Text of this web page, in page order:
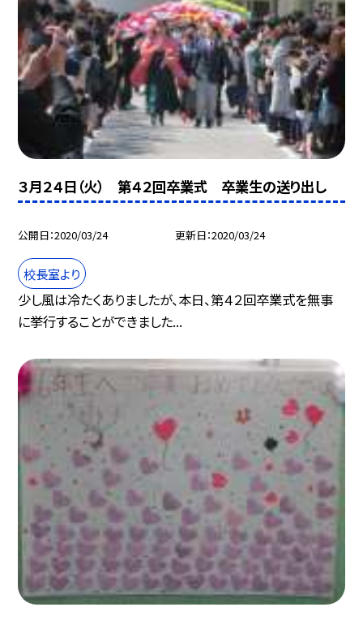
３月２４日（火） 第４２回卒業式 卒業生の送り出し
公開日 2020/03/24 更新日 2020/03/24
校長室より
少し風は冷たくありましたが、本日、第４２回卒業式を無事
に挙行することができました...